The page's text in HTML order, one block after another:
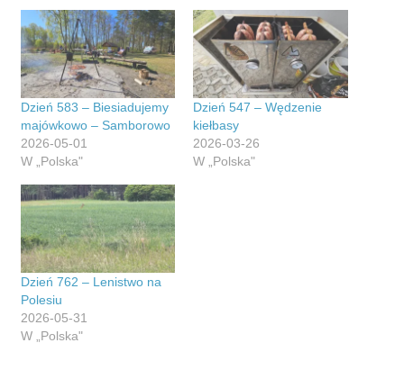
Dzień 583 – Biesiadujemy
majówkowo – Samborowo
2026-05-01
W „Polska"
Dzień 547 – Wędzenie
kiełbasy
2026-03-26
W „Polska"
Dzień 762 – Lenistwo na
Polesiu
2026-05-31
W „Polska"